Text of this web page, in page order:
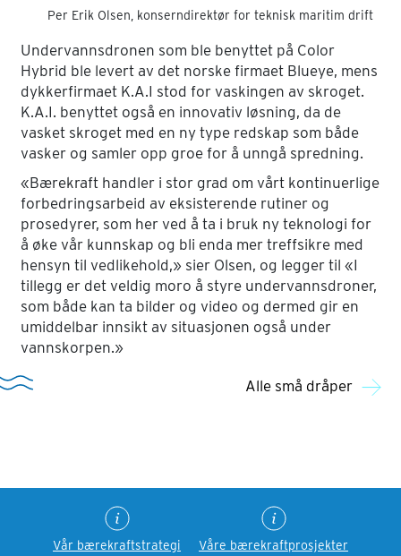
Per Erik Olsen, konserndirektør for teknisk maritim drift
Undervannsdronen som ble benyttet på Color
Hybrid ble levert av det norske firmaet Blueye, mens
dykkerfirmaet K.A.I stod for vaskingen av skroget.
K.A.I. benyttet også en innovativ løsning, da de
vasket skroget med en ny type redskap som både
vasker og samler opp groe for å unngå spredning.
«Bærekraft handler i stor grad om vårt kontinuerlige
forbedringsarbeid av eksisterende rutiner og
prosedyrer, som her ved å ta i bruk ny teknologi for
å øke vår kunnskap og bli enda mer treffsikre med
hensyn til vedlikehold,» sier Olsen, og legger til «I
tillegg er det veldig moro å styre undervannsdroner,
som både kan ta bilder og video og dermed gir en
umiddelbar innsikt av situasjonen også under
vannskorpen.»
Alle små dråper
Vår bærekraftstrategi Våre bærekraftprosjekter